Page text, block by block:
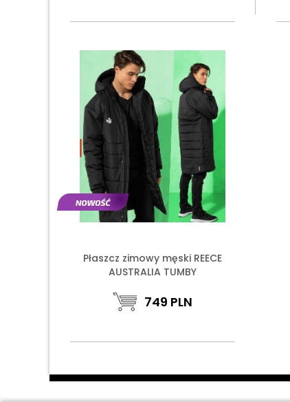
Płaszcz zimowy męski REECE
AUSTRALIA TUMBY
749 PLN